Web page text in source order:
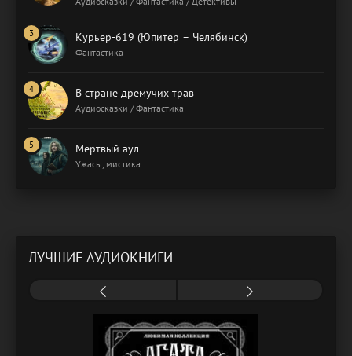
Курьер-619 (Юпитер – Челябинск)
Фантастика
В стране дремучих трав
Аудиосказки / Фантастика
Мертвый аул
Ужасы, мистика
ЛУЧШИЕ АУДИОКНИГИ